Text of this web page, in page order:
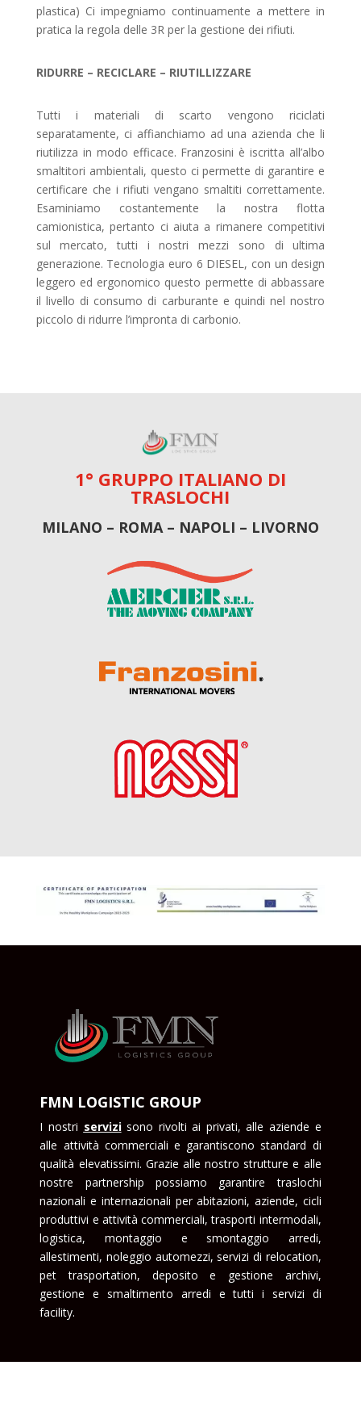
plastica) Ci impegniamo continuamente a mettere in
pratica la regola delle 3R per la gestione dei rifiuti.
RIDURRE – RECICLARE – RIUTILLIZZARE
Tutti i materiali di scarto vengono riciclati
separatamente, ci affianchiamo ad una azienda che li
riutilizza in modo efficace. Franzosini è iscritta all’albo
smaltitori ambientali, questo ci permette di garantire e
certificare che i rifiuti vengano smaltiti correttamente.
Esaminiamo costantemente la nostra flotta
camionistica, pertanto ci aiuta a rimanere competitivi
sul mercato, tutti i nostri mezzi sono di ultima
generazione. Tecnologia euro 6 DIESEL, con un design
leggero ed ergonomico questo permette di abbassare
il livello di consumo di carburante e quindi nel nostro
piccolo di ridurre l’impronta di carbonio.
1° GRUPPO ITALIANO DI
TRASLOCHI
MILANO – ROMA – NAPOLI – LIVORNO
FMN LOGISTIC GROUP
I nostri servizisono rivolti ai privati, alle aziende e
alle attività commerciali e garantiscono standard di
qualità elevatissimi. Grazie alle nostro strutture e alle
nostre partnership possiamo garantire traslochi
nazionali e internazionali per abitazioni, aziende, cicli
produttivi e attività commerciali, trasporti intermodali,
logistica, montaggio e smontaggio arredi,
allestimenti, noleggio automezzi, servizi di relocation,
pet trasportation, deposito e gestione archivi,
gestione e smaltimento arredi e tutti i servizi di
facility.